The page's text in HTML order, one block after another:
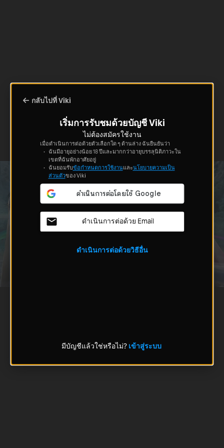
กลับไปที่ Viki
เริ่มการรับชมด้วยบัญชี Viki
ไม่ต้องสมัครใช้งาน
เมื่อดำเนินการต่อด้วยตัวเลือกใด ๆ ด้านล่าง ฉันยืนยันว่า
ฉันมีอายุอย่างน้อย 18 ปีและมากกว่าอายุบรรลุนิติภาวะใน
เขตที่ฉันพักอาศัยอยู่
ฉันยอมรับข้อกำหนดการใช้งานและนโยบายความเป็น
ส่วนตัวของ Viki
ดำเนินการต่อด้วย Email
ดำเนินการต่อด้วยวิธีอื่น
มีบัญชีแล้วใช่หรือไม่? เข้าสู่ระบบ